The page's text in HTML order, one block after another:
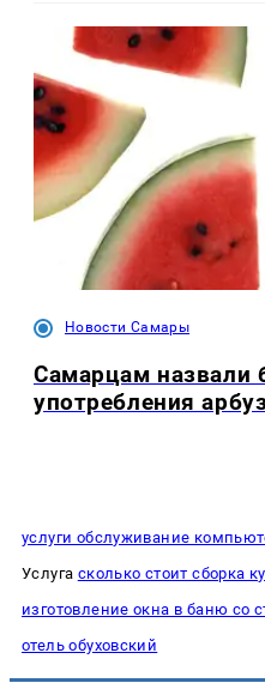
Новости Самары
Самарцам назвали
употребления
услуги обслуживание
Услуга сколько стоит сборка
изготовление окна в баню со
отель обуховский